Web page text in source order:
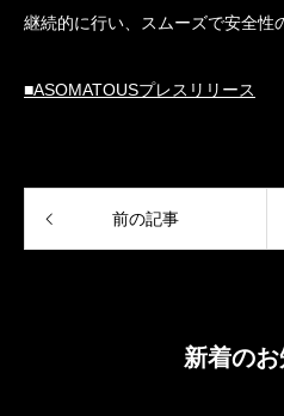
継続的に行い、スムーズで安全性
■ASOMATOUSプレスリリース
前の記事
新着の